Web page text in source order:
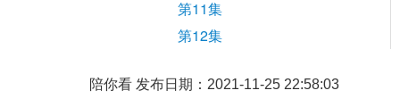
第11集
第12集
陪你看 发布日期：2021-11-25 22:58:03